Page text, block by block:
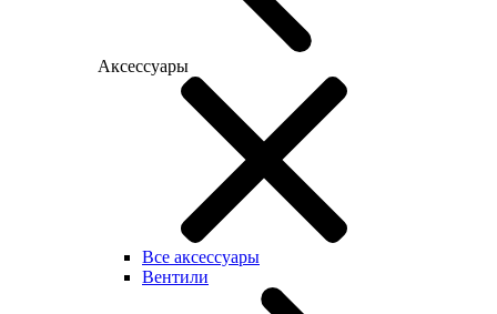
Аксессуары
Все аксессуары
Вентили